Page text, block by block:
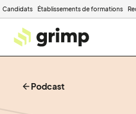
Candidats Établissements de formations
Podcast